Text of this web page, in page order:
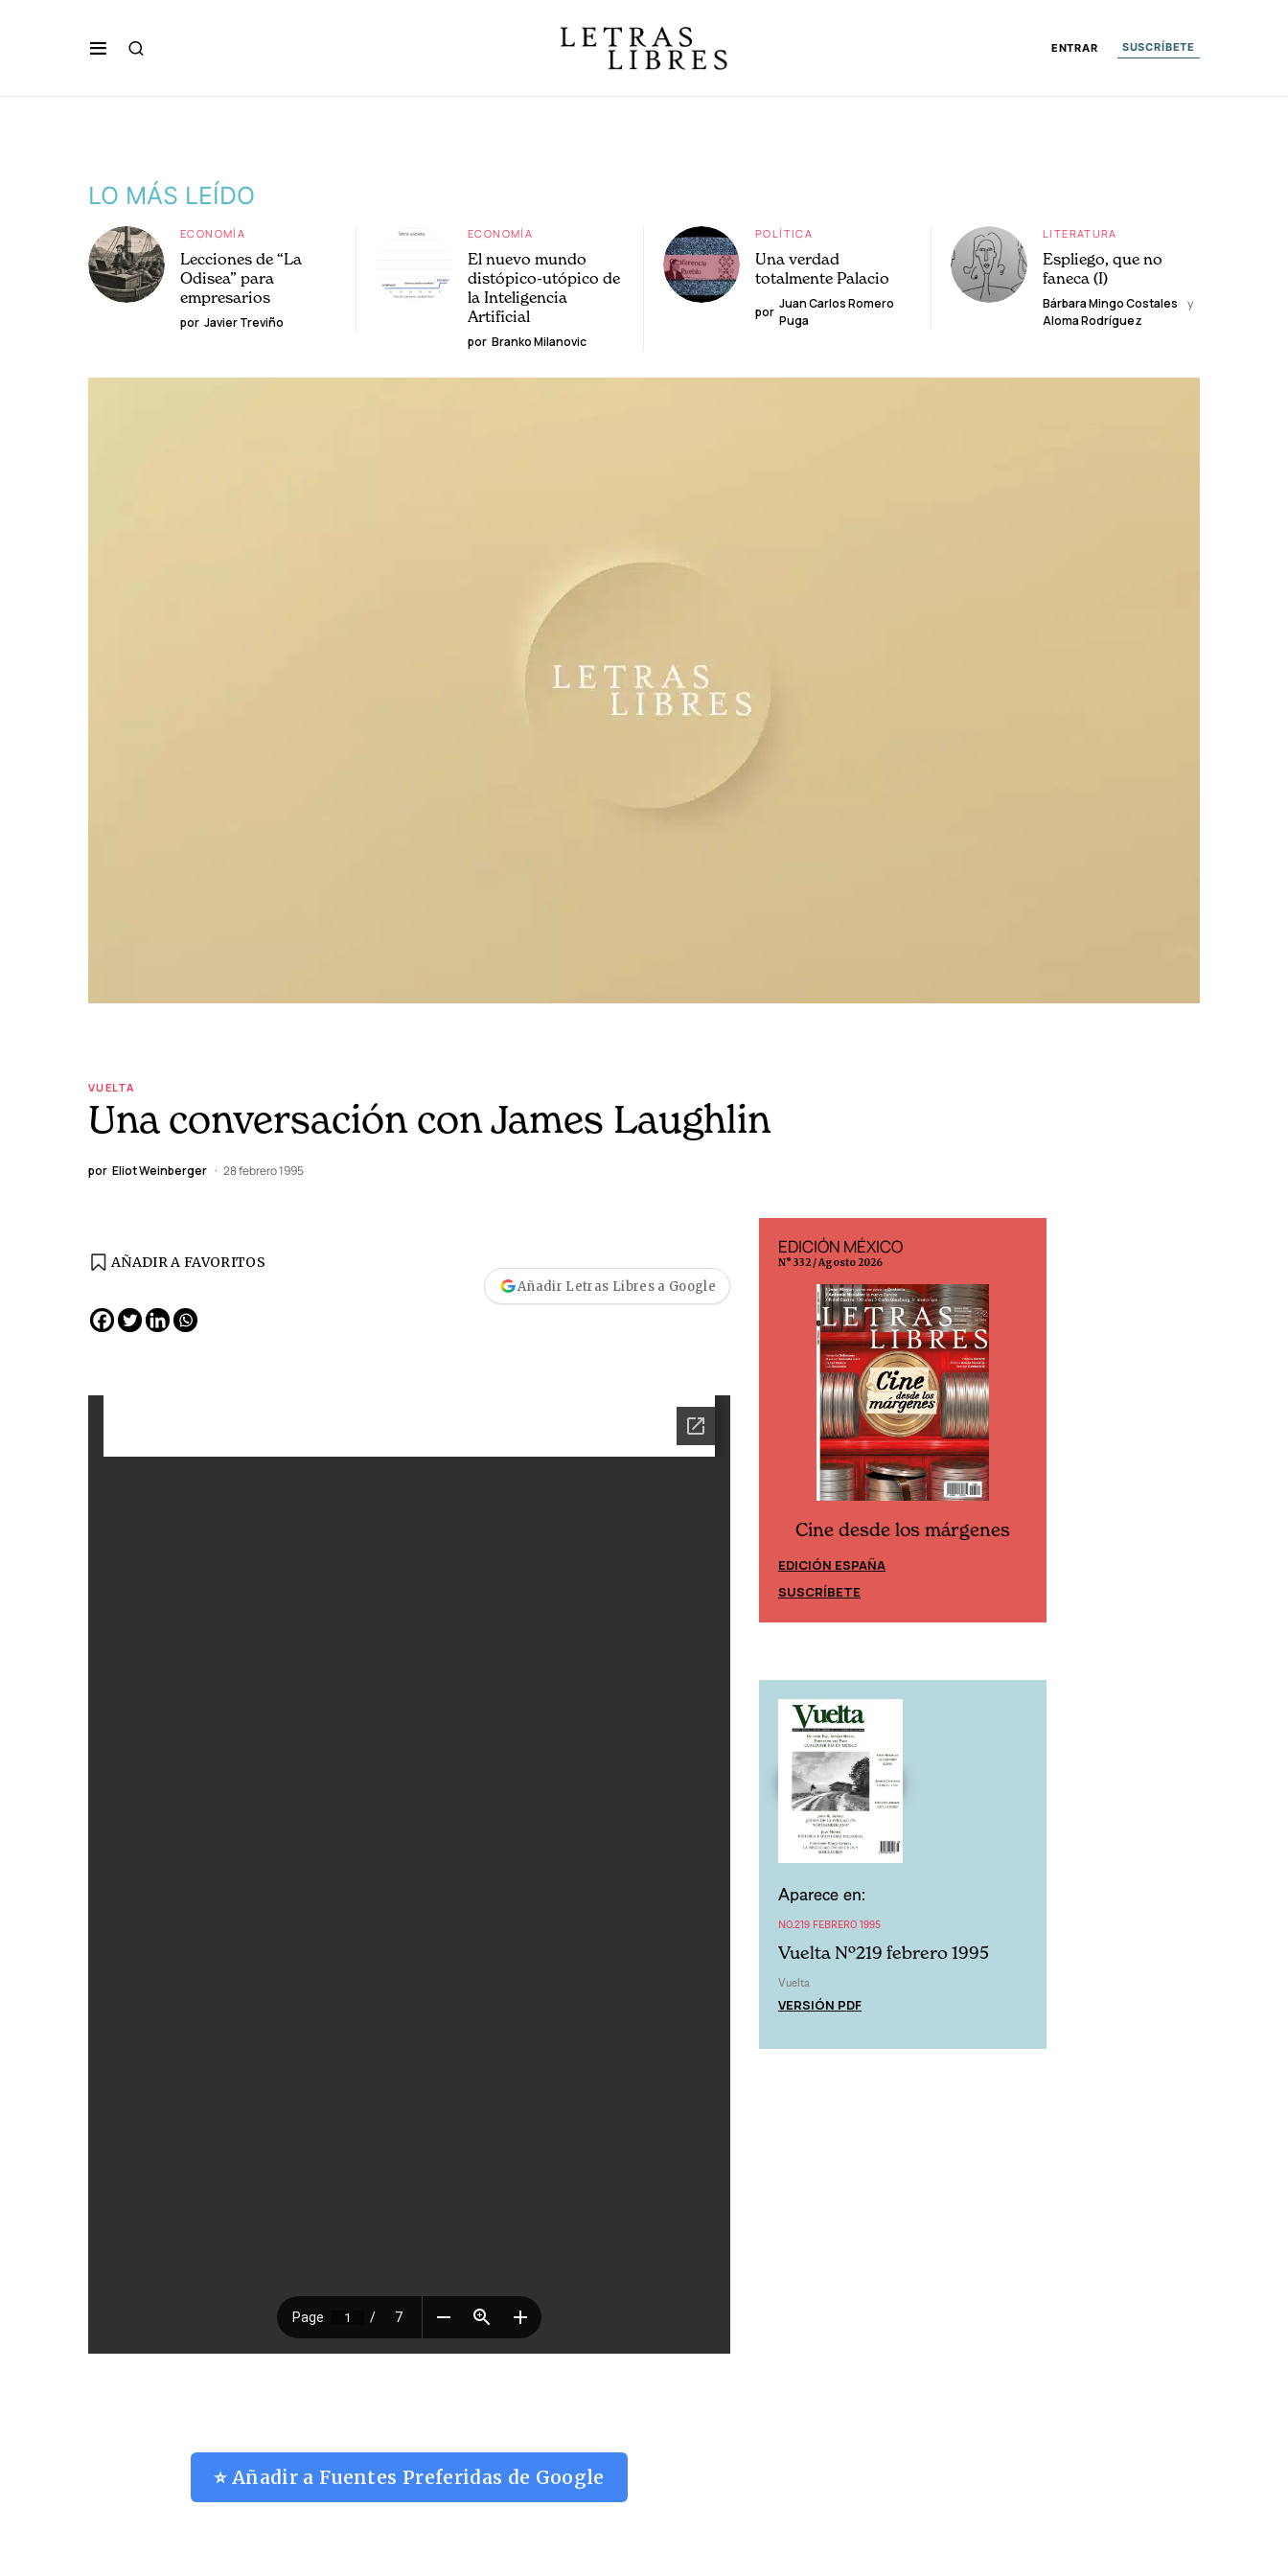
ENTRAR SUSCRÍBETE
LO MÁS LEÍDO
ECONOMÍA
Lecciones de “La
Odisea” para
empresarios
por Javier Treviño
ECONOMÍA
El nuevo mundo
distópico-utópico de
la Inteligencia
Artificial
por Branko Milanovic
POLÍTICA
Una verdad
totalmente Palacio
por
Juan Carlos Romero
Puga
LITERATURA
Espliego, que no
faneca (I)
Bárbara Mingo Costales
y
Aloma Rodríguez
VUELTA
Una conversación con James Laughlin
por Eliot Weinberger 28 febrero 1995
AÑADIR A FAVORITOS
Añadir Letras Libres a Google
⭐ Añadir a Fuentes Preferidas de Google
EDICIÓN MÉXICO
N° 332 / Agosto 2026
Cine desde los márgenes
EDICIÓN ESPAÑA
SUSCRÍBETE
Aparece en:
NO.219 FEBRERO 1995
Vuelta Nº219 febrero 1995
Vuelta
VERSIÓN PDF